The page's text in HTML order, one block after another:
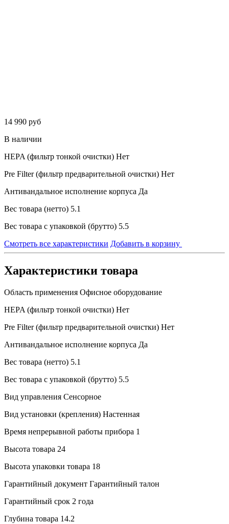
14 990 руб
В наличии
HEPA (фильтр тонкой очистки) Нет
Pre Filter (фильтр предварительной очистки) Нет
Антивандальное исполнение корпуса Да
Вес товара (нетто) 5.1
Вес товара с упаковкой (брутто) 5.5
Смотреть все характеристики Добавить в корзину
Характеристики товара
Область применения Офисное оборудование
HEPA (фильтр тонкой очистки) Нет
Pre Filter (фильтр предварительной очистки) Нет
Антивандальное исполнение корпуса Да
Вес товара (нетто) 5.1
Вес товара с упаковкой (брутто) 5.5
Вид управления Сенсорное
Вид установки (крепления) Настенная
Время непрерывной работы прибора 1
Высота товара 24
Высота упаковки товара 18
Гарантийный документ Гарантийный талон
Гарантийный срок 2 года
Глубина товара 14.2